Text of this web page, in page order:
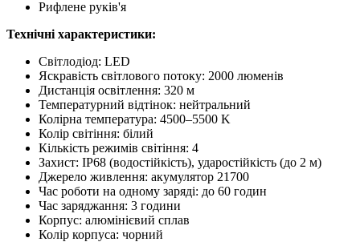
Рифлене руків'я
Технічні характеристики:
Світлодіод: LED
Яскравість світлового потоку: 2000 люменів
Дистанція освітлення: 320 м
Температурний відтінок: нейтральний
Колірна температура: 4500–5500 K
Колір світіння: білий
Кількість режимів світіння: 4
Захист: IP68 (водостійкість), ударостійкість (до 2 м)
Джерело живлення: акумулятор 21700
Час роботи на одному заряді: до 60 годин
Час заряджання: 3 години
Корпус: алюмінієвий сплав
Колір корпуса: чорний